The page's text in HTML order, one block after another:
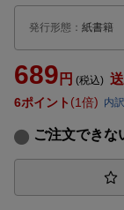
発行形態 ： 紙書籍
689 円 (税込)
6ポイント 1倍 内訳
ご注文できな